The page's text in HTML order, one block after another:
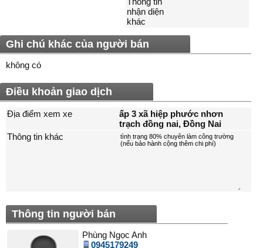
nhận diện
khác
Ghi chú khác của người bán
không có
Điều khoản giao dịch
Địa điểm xem xe
ấp 3 xã hiệp phước nhơn
trạch đồng nai, Ðồng Nai
Thông tin khác
Thông tin người bán
Phùng Ngọc Anh
0945179249